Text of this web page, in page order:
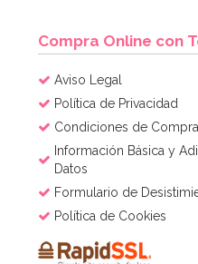
Compra Online con
Aviso Legal
Política de Privacidad
Condiciones de Compra
Información Básica y
Datos
Formulario de
Política de Cookies